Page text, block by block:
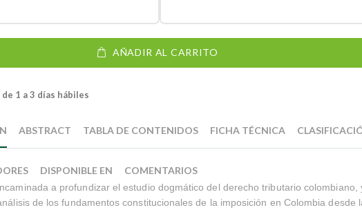
AÑADIR AL CARRITO
1 a 3 días hábiles
a profundizar el estudio dogmático del derecho tributario colombiano,
de los fundamentos constitucionales de la imposición en Colombia desde
ABSTRACT TABLA DE CONTENIDOS FICHA TÉCNICA
DISPONIBLE EN COMENTARIOS